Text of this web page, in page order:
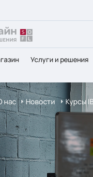
Услуги и решения
нас Новости Курсы